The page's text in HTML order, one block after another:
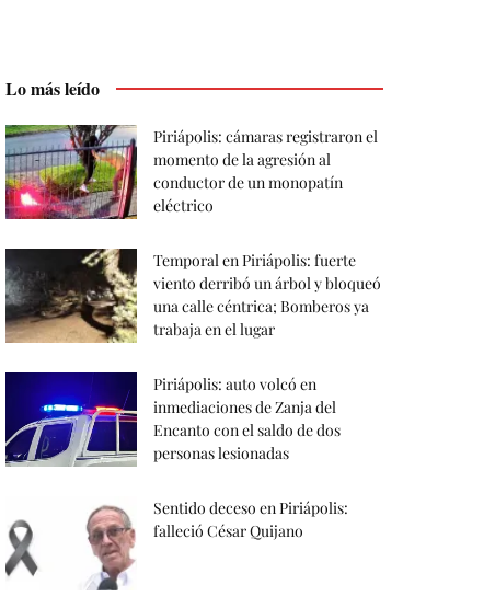
Lo más leído
Piriápolis: cámaras registraron el
momento de la agresión al
conductor de un monopatín
eléctrico
Temporal en Piriápolis: fuerte
viento derribó un árbol y bloqueó
una calle céntrica; Bomberos ya
trabaja en el lugar
Piriápolis: auto volcó en
inmediaciones de Zanja del
Encanto con el saldo de dos
personas lesionadas
Sentido deceso en Piriápolis:
falleció César Quijano